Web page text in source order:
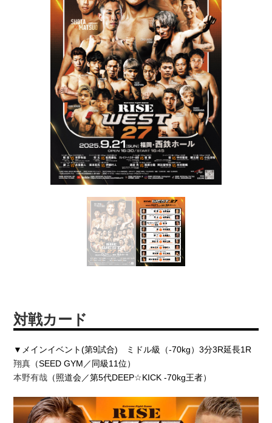
対戦カード
▼メインイベント(第9試合) ミドル級（-70kg）3分3R延長1R
翔真 （SEED GYM／同級11位）
本野有哉 （照道会／第5代DEEP☆KICK -70kg王者）